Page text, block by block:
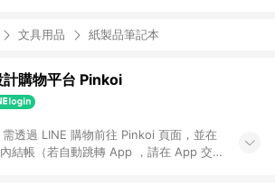
文具用品 紙製品筆記本
計購物平台 Pinkoi
透過 LINE 購物前往 Pinkoi 頁面，並在
結帳（若自動跳轉 App ，請在 App 交